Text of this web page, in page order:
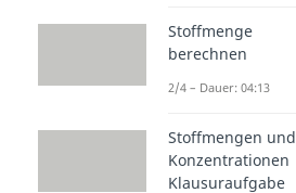
Stoffmenge
berechnen
2/4 – Dauer: 04:13
Stoffmengen und
Konzentrationen
Klausuraufgabe